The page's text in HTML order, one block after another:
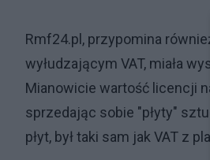
Rmf24.pl, przypomina
wyłudzającym VAT, miała
Mianowicie wartość licencji
sprzedając sobie "płyty"
płyt, był taki sam jak VAT z